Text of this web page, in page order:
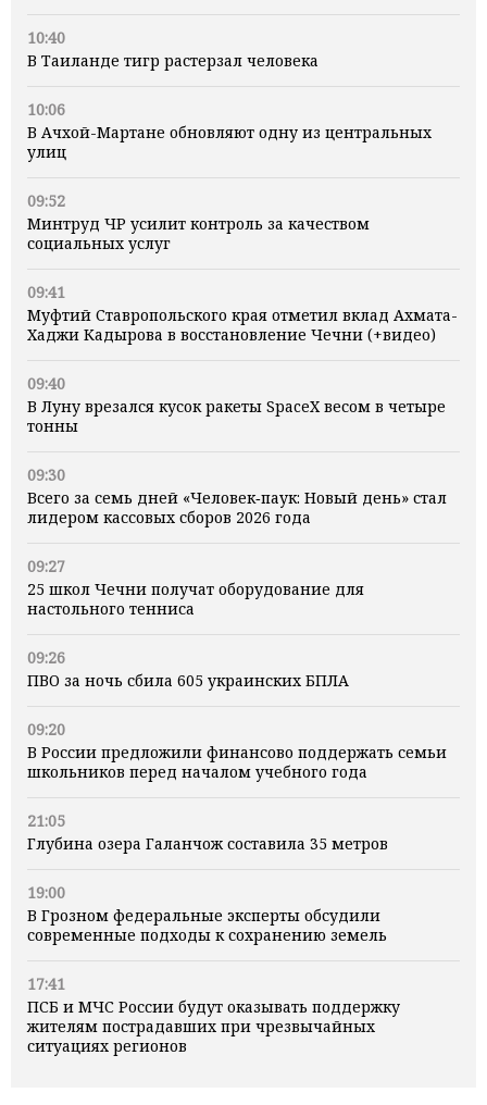
10:40
В Таиланде тигр растерзал человека
10:06
В Ачхой-Мартане обновляют одну из центральных
улиц
09:52
Минтруд ЧР усилит контроль за качеством
социальных услуг
09:41
Муфтий Ставропольского края отметил вклад Ахмата-
Хаджи Кадырова в восстановление Чечни (+видео)
09:40
В Луну врезался кусок ракеты SpaceX весом в четыре
тонны
09:30
Всего за семь дней «Человек‑паук: Новый день» стал
лидером кассовых сборов 2026 года
09:27
25 школ Чечни получат оборудование для
настольного тенниса
09:26
ПВО за ночь сбила 605 украинских БПЛА
09:20
В России предложили финансово поддержать семьи
школьников перед началом учебного года
21:05
Глубина озера Галанчож составила 35 метров
19:00
В Грозном федеральные эксперты обсудили
современные подходы к сохранению земель
17:41
ПСБ и МЧС России будут оказывать поддержку
жителям пострадавших при чрезвычайных
ситуациях регионов